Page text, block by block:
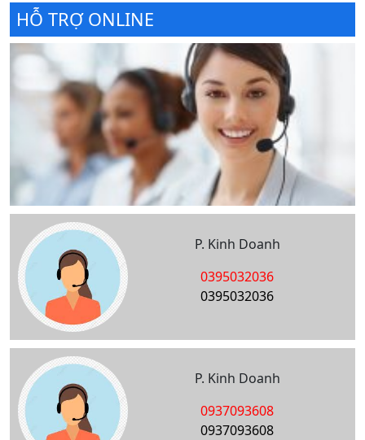
HỖ TRỢ ONLINE
P. Kinh Doanh
0395032036
0395032036
P. Kinh Doanh
0937093608
0937093608